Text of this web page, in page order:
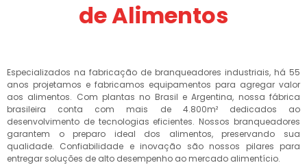
de Alimentos
Especializados na fabricação de branqueadores industriais, há 55
anos projetamos e fabricamos equipamentos para agregar valor
aos alimentos. Com plantas no Brasil e Argentina, nossa fábrica
brasileira conta com mais de 4.800m² dedicados ao
desenvolvimento de tecnologias eficientes. Nossos branqueadores
garantem o preparo ideal dos alimentos, preservando sua
qualidade. Confiabilidade e inovação são nossos pilares para
entregar soluções de alto desempenho ao mercado alimentício.